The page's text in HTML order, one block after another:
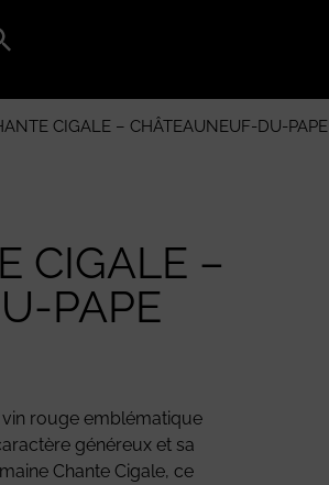
CIGALE – CHÂTEAUNEUF-DU-PAPE
CIGALE –
PAPE
rouge emblématique
généreux et sa
Chante Cigale, ce